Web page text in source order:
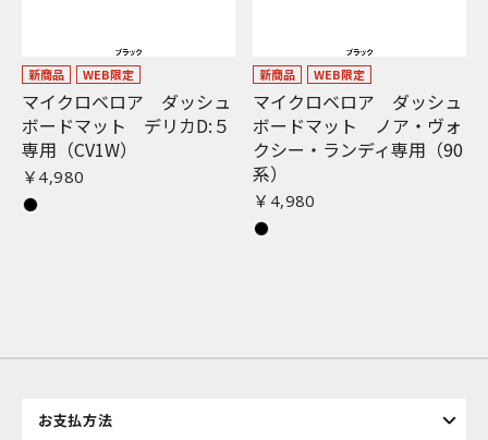
新商品 WEB限定
マイクロベロア ダッシュ
ボードマット デリカD:５
専用（CV1W）
￥4,980
新商品 WEB限定
マイクロベロア ダッシュ
ボードマット ノア・ヴォ
クシー・ランディ専用（90
系）
￥4,980
お支払方法